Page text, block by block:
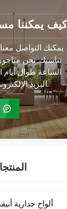
كيف يمكننا
يمكنك التواصل
تناسبك. نحن
الساعة طوال أيام
البريد الإلكتروني أو الهاتف.
ألواح جدارية